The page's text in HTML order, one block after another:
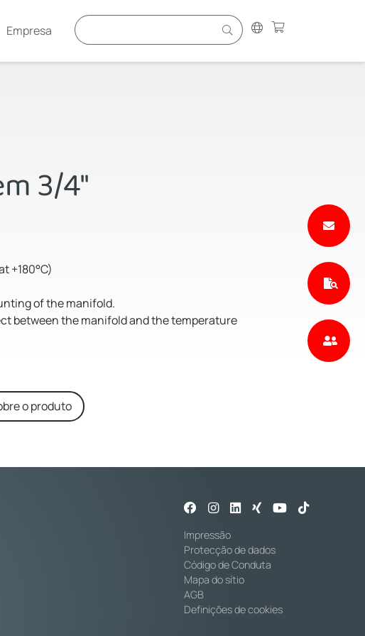
Empresa
3/4"
+180°C)
of the manifold.
between the manifold and the temperature
o produto
Impressão
Protecção de dados
Código de Conduta
Mapa do sítio
AGB
Definições de cookies